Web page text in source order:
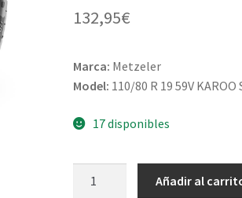
132,95€
Marca: Metzeler
Model: 110/80 R 19 59V
17 disponibles
Añadir al